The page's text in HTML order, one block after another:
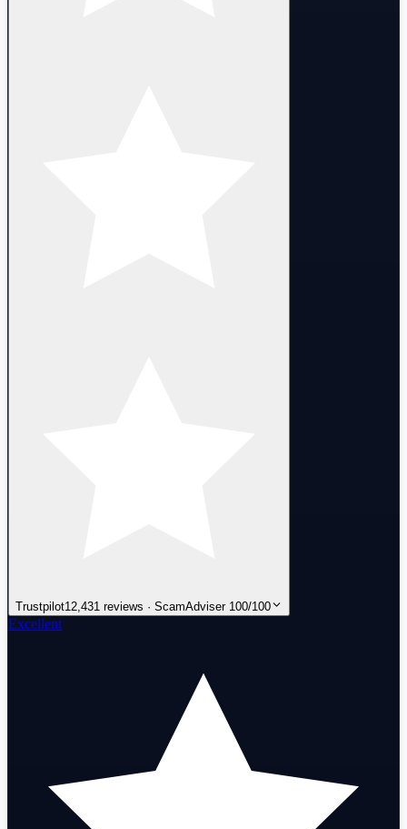
Trustpilot12,431 reviews · ScamAdviser 100/100
Excellent